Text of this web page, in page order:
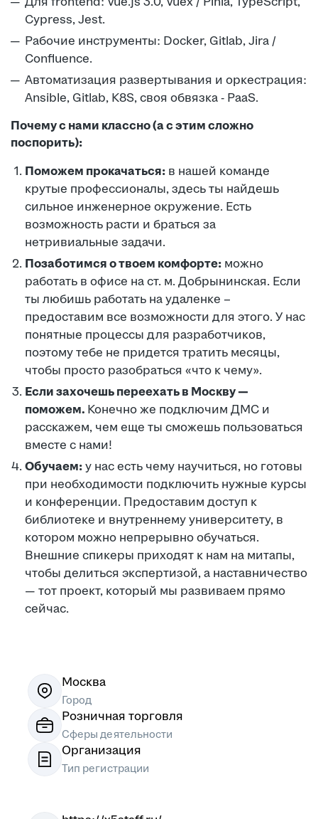
Cypress, Jest.
Рабочие инструменты: Docker, Gitlab, Jira /
Confluence.
Автоматизация развертывания и оркестрация:
Ansible, Gitlab, K8S, своя обвязка - PaaS.
Почему с нами классно (а с этим сложно
поспорить):
Поможем прокачаться: в нашей команде
крутые профессионалы, здесь ты найдешь
сильное инженерное окружение. Есть
возможность расти и браться за
нетривиальные задачи.
Позаботимся о твоем комфорте: можно
работать в офисе на ст. м. Добрынинская. Если
ты любишь работать на удаленке –
предоставим все возможности для этого. У нас
понятные процессы для разработчиков,
поэтому тебе не придется тратить месяцы,
чтобы просто разобраться «что к чему».
Если захочешь переехать в Москву —
поможем. Конечно же подключим ДМС и
расскажем, чем еще ты сможешь пользоваться
вместе с нами!
Обучаем: у нас есть чему научиться, но готовы
при необходимости подключить нужные курсы
и конференции. Предоставим доступ к
библиотеке и внутреннему университету, в
котором можно непрерывно обучаться.
Внешние спикеры приходят к нам на митапы,
чтобы делиться экспертизой, а наставничество
— тот проект, который мы развиваем прямо
сейчас.
Москва
Город
Розничная торговля
Сферы деятельности
Организация
Тип регистрации